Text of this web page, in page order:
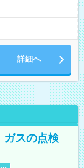
勤務スタートも可
詳細へ
ガスの点検